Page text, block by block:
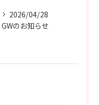
2026/04/28
GWのお知らせ